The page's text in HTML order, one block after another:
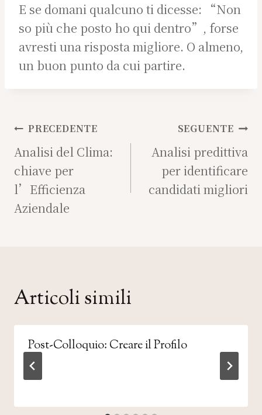
E se domani qualcuno ti dicesse: “Non
so più che posto ho qui dentro”, forse
avresti una risposta migliore. O almeno,
un buon punto da cui partire.
Navigazione
articoli
PRECEDENTE
Analisi del Clima:
chiave per
l’Efficienza
Aziendale
SEGUENTE
Analisi predittiva
per identificare
candidati migliori
Articoli simili
Post-Colloquio: Creare il Profilo